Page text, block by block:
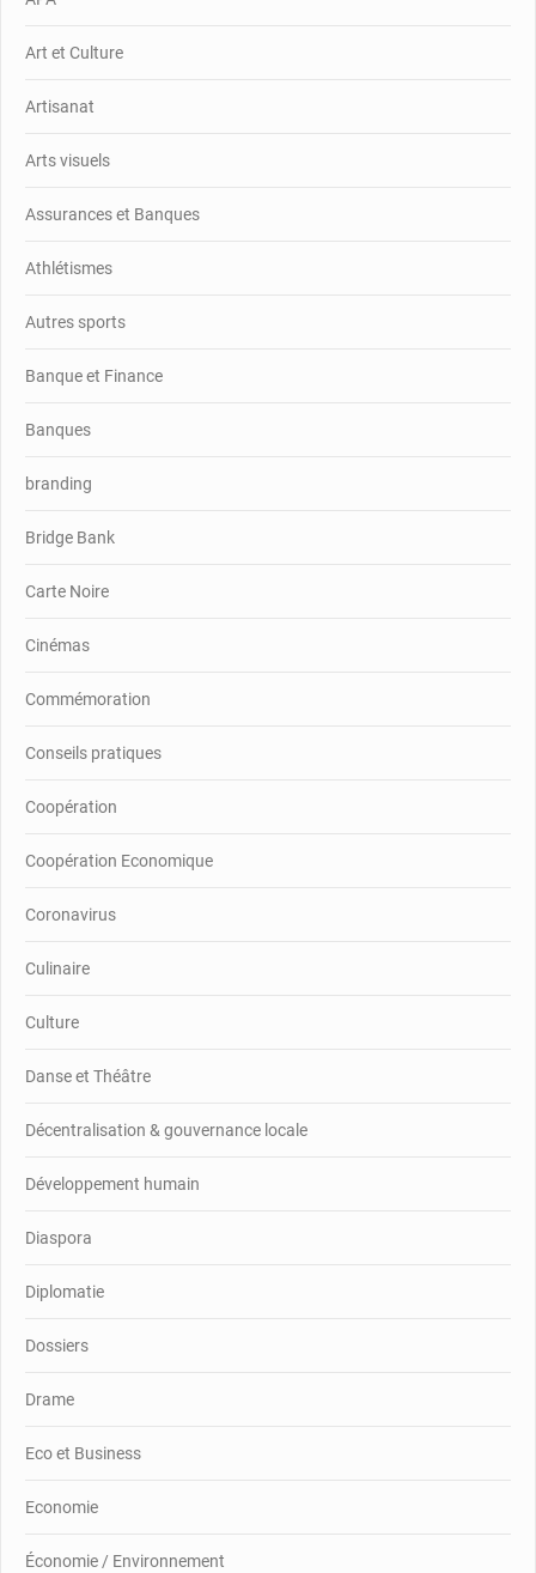
Art et Culture
Artisanat
Arts visuels
Assurances et Banques
Athlétismes
Autres sports
Banque et Finance
Banques
branding
Bridge Bank
Carte Noire
Cinémas
Commémoration
Conseils pratiques
Coopération
Coopération Economique
Coronavirus
Culinaire
Culture
Danse et Théâtre
Décentralisation & gouvernance locale
Développement humain
Diaspora
Diplomatie
Dossiers
Drame
Eco et Business
Economie
Économie / Environnement